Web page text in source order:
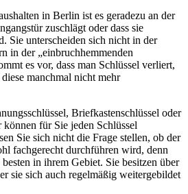
in Berlin ist es geradezu an der
zuschlägt oder dass sie
Sie unterscheiden sich nicht in der
in der „einbruchhemmenden
es vor, dass man Schlüssel verliert,
manchmal nicht mehr
Briefkastenschlüssel oder
für Sie jeden Schlüssel
Sie sich nicht die Frage stellen, ob der
fachgerecht durchführen wird, denn
in ihrem Gebiet. Sie besitzen über
sie sich auch regelmäßig weitergebildet